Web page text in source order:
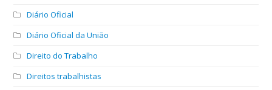
Diário Oficial
Diário Oficial da União
Direito do Trabalho
Direitos trabalhistas